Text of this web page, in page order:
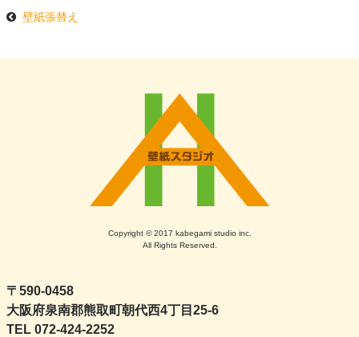
投
稿
壁紙張替え
Copyright © 2017 kabegami studio inc.
All Rights Reserved.
〒590-0458
大阪府泉南郡熊取町朝代西4丁目25-6
TEL 072-424-2252